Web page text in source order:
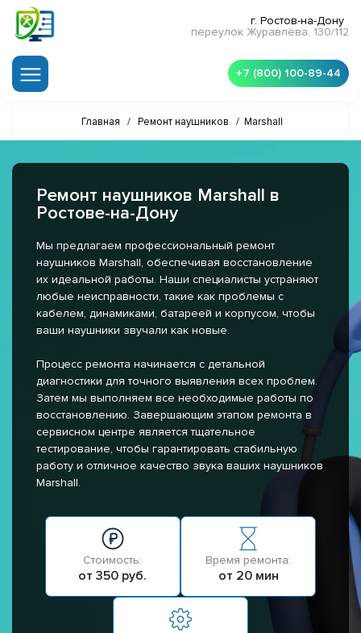
г. Ростов-на-Дону
переулок Журавлёва, 130/112
+7 (800) 100-89-44
Главная / Ремонт наушников / Marshall
Ремонт наушников Marshall в
Ростове-на-Дону
Мы предлагаем профессиональный ремонт
наушников Marshall, обеспечивая восстановление
их идеальной работы. Наши специалисты устраняют
любые неисправности, такие как проблемы с
кабелем, динамиками, батареей и корпусом, чтобы
ваши наушники звучали как новые.
Процесс ремонта начинается с детальной
диагностики для точного выявления всех проблем.
Затем мы выполняем все необходимые работы по
восстановлению. Завершающим этапом ремонта в
сервисном центре является тщательное
тестирование, чтобы гарантировать стабильную
работу и отличное качество звука ваших наушников
Marshall.
Стоимость:
от 350 руб.
Время ремонта:
от 20 мин